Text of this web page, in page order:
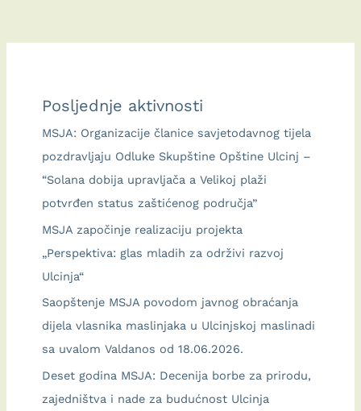
Televizije
MSJA
Posljednje aktivnosti
MSJA: Organizacije članice savjetodavnog tijela
pozdravljaju Odluke Skupštine Opštine Ulcinj –
“Solana dobija upravljača a Velikoj plaži
potvrđen status zaštićenog područja”
MSJA započinje realizaciju projekta
„Perspektiva: glas mladih za održivi razvoj
Ulcinja“
Saopštenje MSJA povodom javnog obraćanja
dijela vlasnika maslinjaka u Ulcinjskoj maslinadi
sa uvalom Valdanos od 18.06.2026.
Deset godina MSJA: Decenija borbe za prirodu,
zajedništva i nade za budućnost Ulcinja